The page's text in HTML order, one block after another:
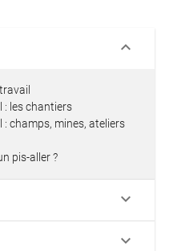
keyboard_arrow_down
: les chantiers
champs, mines, ateliers
pis-aller ?
keyboard_arrow_down
keyboard_arrow_down